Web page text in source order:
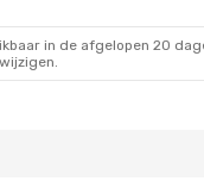
in de afgelopen 20